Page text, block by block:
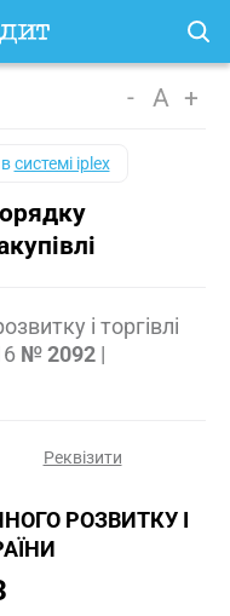
- A +
системі iplex
і торгівлі
№ 2092 |
Реквізити
РОЗВИТКУ І